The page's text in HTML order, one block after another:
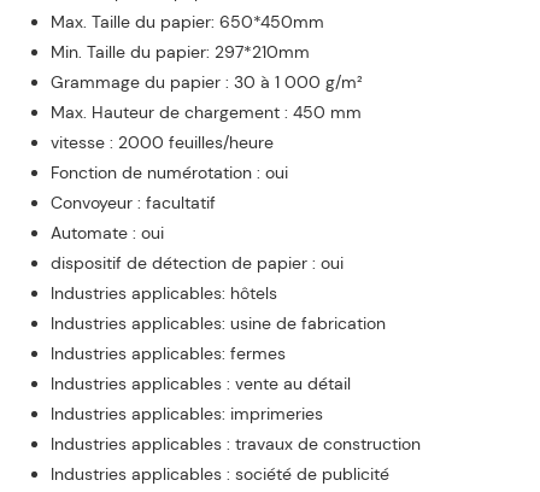
Max. Taille du papier: 650*450mm
Min. Taille du papier: 297*210mm
Grammage du papier : 30 à 1 000 g/m²
Max. Hauteur de chargement : 450 mm
vitesse : 2000 feuilles/heure
Fonction de numérotation : oui
Convoyeur : facultatif
Automate : oui
dispositif de détection de papier : oui
Industries applicables: hôtels
Industries applicables: usine de fabrication
Industries applicables: fermes
Industries applicables : vente au détail
Industries applicables: imprimeries
Industries applicables : travaux de construction
Industries applicables : société de publicité